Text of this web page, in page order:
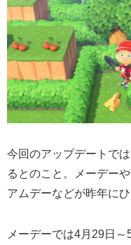
今回のアップデートで
るとのこと。メーデー
アムデーなどが昨年に
メーデーでは4月29日